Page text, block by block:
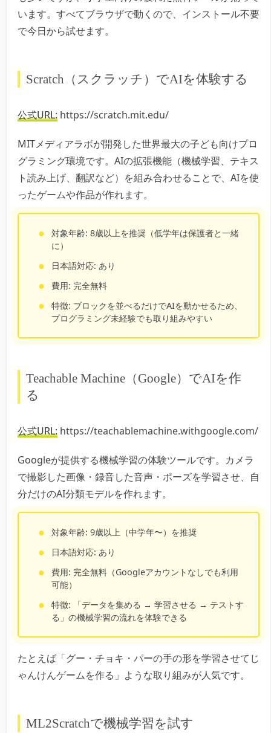
います。すべてブラウザで動くので、インストール不要
で今日から試せます。
Scratch（スクラッチ）でAIを体験する
公式URL: https://scratch.mit.edu/
MITメディアラボが開発した世界最大の子ども向けプロ
グラミング環境です。AIの拡張機能（機械学習、テキス
ト読み上げ、翻訳など）を組み合わせることで、AIを使
ったゲームや作品が作れます。
対象年齢: 8歳以上を推奨（低学年は保護者と一緒
に）
日本語対応: あり
費用: 完全無料
特徴: ブロックを並べるだけでAIを動かせるため、
プログラミング未経験でも取り組みやすい
Teachable Machine（Google）でAIを作
る
公式URL: https://teachablemachine.withgoogle.com/
Googleが提供する機械学習の体験ツールです。カメラ
で撮影した画像・録音した音声・ポーズを学習させ、自
分だけのAI分類モデルを作れます。
対象年齢: 9歳以上（中学年〜）を推奨
日本語対応: あり
費用: 完全無料（Googleアカウントなしでも利用
可能）
特徴: 「データを集める → 学習させる → テストす
る」の機械学習の流れを体験できる
たとえば「グー・チョキ・パーの手の形を学習させてじ
ゃんけんゲームを作る」ような取り組みが人気です。
ML2Scratchで機械学習を試す